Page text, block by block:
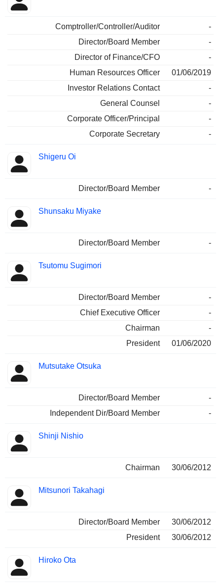
Comptroller/Controller/Auditor
-
Director/Board Member
-
Director of Finance/CFO
-
Human Resources Officer
01/06/2019
Investor Relations Contact
-
General Counsel
-
Corporate Officer/Principal
-
Corporate Secretary
-
Shigeru Oi
Director/Board Member -
Shunsaku Miyake
Director/Board Member -
Tsutomu Sugimori
Director/Board Member
-
Chief Executive Officer
-
Chairman
-
President
01/06/2020
Mutsutake Otsuka
Director/Board Member
-
Independent Dir/Board Member
-
Shinji Nishio
Chairman 30/06/2012
Mitsunori Takahagi
Director/Board Member
30/06/2012
President
30/06/2012
Hiroko Ota